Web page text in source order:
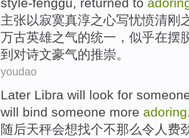
主张以寂寞真淳之心写忧愤清刚
万古英雄之气的统一， 似乎在摆
到 对诗文豪气的推崇。
youdao
Later Libra will look for
will bind someone more adoring
随后天秤会想找个不那么令人费